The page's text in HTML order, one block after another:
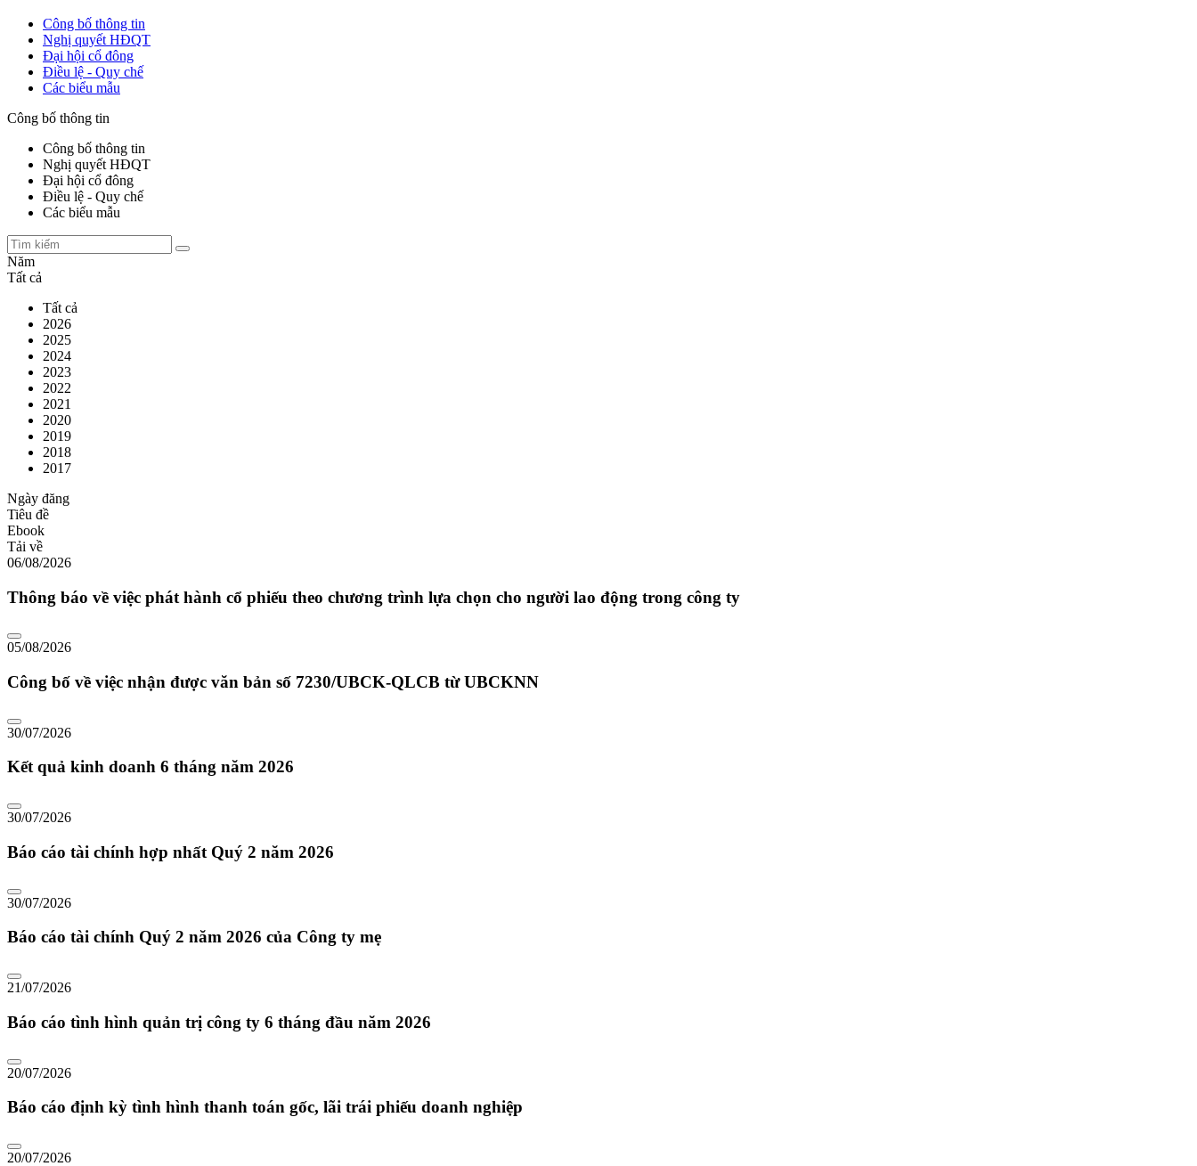
Công bố thông tin
Nghị quyết HĐQT
Đại hội cổ đông
Điều lệ - Quy chế
Các biểu mẫu
Công bố thông tin
Công bố thông tin
Nghị quyết HĐQT
Đại hội cổ đông
Điều lệ - Quy chế
Các biểu mẫu
Năm
Tất cả
Tất cả
2026
2025
2024
2023
2022
2021
2020
2019
2018
2017
Ngày đăng
Tiêu đề
Ebook
Tải về
06/08/2026
Thông báo về việc phát hành cổ phiếu theo chương trình lựa chọn cho người lao động trong công ty
05/08/2026
Công bố về việc nhận được văn bản số 7230/UBCK-QLCB từ UBCKNN
30/07/2026
Kết quả kinh doanh 6 tháng năm 2026
30/07/2026
Báo cáo tài chính hợp nhất Quý 2 năm 2026
30/07/2026
Báo cáo tài chính Quý 2 năm 2026 của Công ty mẹ
21/07/2026
Báo cáo tình hình quản trị công ty 6 tháng đầu năm 2026
20/07/2026
Báo cáo định kỳ tình hình thanh toán gốc, lãi trái phiếu doanh nghiệp
20/07/2026